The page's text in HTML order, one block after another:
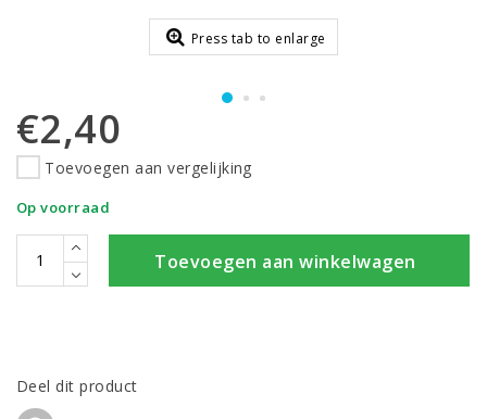
Press tab to enlarge
€2,40
Toevoegen aan vergelijking
Op voorraad
Toevoegen aan winkelwagen
Deel dit product